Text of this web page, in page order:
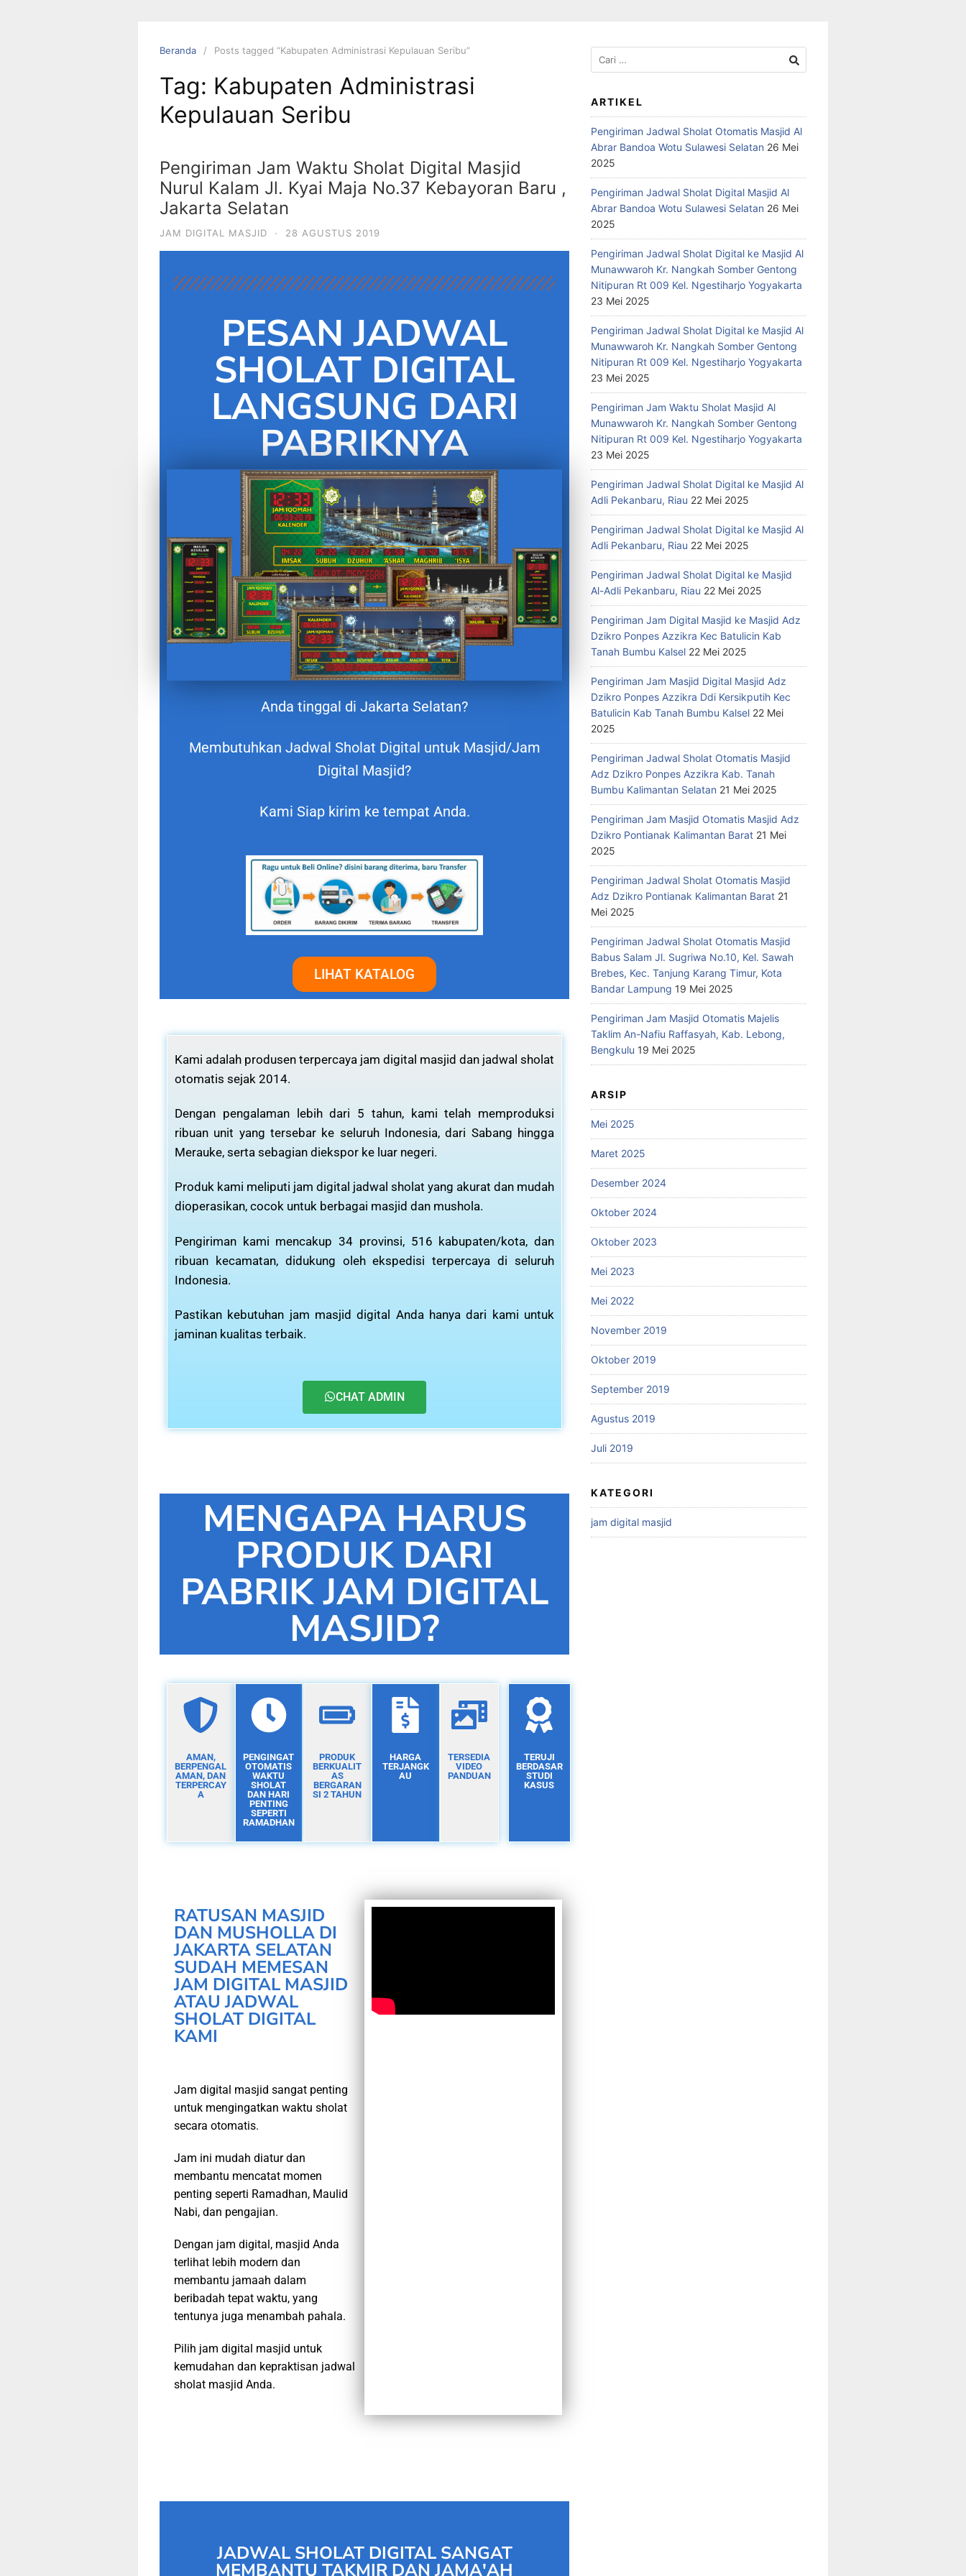
Beranda Posts tagged “Kabupaten Administrasi Kepulauan Seribu”
Tag: Kabupaten Administrasi
Kepulauan Seribu
Pengiriman Jam Waktu Sholat Digital Masjid
Nurul Kalam Jl. Kyai Maja No.37 Kebayoran Baru ,
Jakarta Selatan
JAM DIGITAL MASJID · 28 AGUSTUS 2019
PESAN JADWAL
SHOLAT DIGITAL
LANGSUNG DARI
PABRIKNYA
Anda tinggal di Jakarta Selatan?
Membutuhkan Jadwal Sholat Digital untuk Masjid/Jam
Digital Masjid?
Kami Siap kirim ke tempat Anda.
LIHAT KATALOG
Kami adalah produsen terpercaya jam digital masjid dan jadwal sholat
otomatis sejak 2014.
Dengan pengalaman lebih dari 5 tahun, kami telah memproduksi
ribuan unit yang tersebar ke seluruh Indonesia, dari Sabang hingga
Merauke, serta sebagian diekspor ke luar negeri.
Produk kami meliputi jam digital jadwal sholat yang akurat dan mudah
dioperasikan, cocok untuk berbagai masjid dan mushola.
Pengiriman kami mencakup 34 provinsi, 516 kabupaten/kota, dan
ribuan kecamatan, didukung oleh ekspedisi terpercaya di seluruh
Indonesia.
Pastikan kebutuhan jam masjid digital Anda hanya dari kami untuk
jaminan kualitas terbaik.
CHAT ADMIN
MENGAPA HARUS
PRODUK DARI
PABRIK JAM DIGITAL
MASJID?
AMAN,
BERPENGAL
AMAN, DAN
TERPERCAY
A
PENGINGAT
OTOMATIS
WAKTU
SHOLAT
DAN HARI
PENTING
SEPERTI
RAMADHAN
PRODUK
BERKUALIT
AS
BERGARAN
SI 2 TAHUN
HARGA
TERJANGK
AU
TERSEDIA
VIDEO
PANDUAN
TERUJI
BERDASAR
STUDI
KASUS
RATUSAN MASJID
DAN MUSHOLLA DI
JAKARTA SELATAN
SUDAH MEMESAN
JAM DIGITAL MASJID
ATAU JADWAL
SHOLAT DIGITAL
KAMI
Jam digital masjid sangat penting
untuk mengingatkan waktu sholat
secara otomatis.
Jam ini mudah diatur dan
membantu mencatat momen
penting seperti Ramadhan, Maulid
Nabi, dan pengajian.
Dengan jam digital, masjid Anda
terlihat lebih modern dan
membantu jamaah dalam
beribadah tepat waktu, yang
tentunya juga menambah pahala.
Pilih jam digital masjid untuk
kemudahan dan kepraktisan jadwal
sholat masjid Anda.
JADWAL SHOLAT DIGITAL SANGAT
MEMBANTU TAKMIR DAN JAMA'AH
ARTIKEL
Pengiriman Jadwal Sholat Otomatis Masjid Al
Abrar Bandoa Wotu Sulawesi Selatan 26 Mei
2025
Pengiriman Jadwal Sholat Digital Masjid Al
Abrar Bandoa Wotu Sulawesi Selatan 26 Mei
2025
Pengiriman Jadwal Sholat Digital ke Masjid Al
Munawwaroh Kr. Nangkah Somber Gentong
Nitipuran Rt 009 Kel. Ngestiharjo Yogyakarta
23 Mei 2025
Pengiriman Jadwal Sholat Digital ke Masjid Al
Munawwaroh Kr. Nangkah Somber Gentong
Nitipuran Rt 009 Kel. Ngestiharjo Yogyakarta
23 Mei 2025
Pengiriman Jam Waktu Sholat Masjid Al
Munawwaroh Kr. Nangkah Somber Gentong
Nitipuran Rt 009 Kel. Ngestiharjo Yogyakarta
23 Mei 2025
Pengiriman Jadwal Sholat Digital ke Masjid Al
Adli Pekanbaru, Riau 22 Mei 2025
Pengiriman Jadwal Sholat Digital ke Masjid Al
Adli Pekanbaru, Riau 22 Mei 2025
Pengiriman Jadwal Sholat Digital ke Masjid
Al-Adli Pekanbaru, Riau 22 Mei 2025
Pengiriman Jam Digital Masjid ke Masjid Adz
Dzikro Ponpes Azzikra Kec Batulicin Kab
Tanah Bumbu Kalsel 22 Mei 2025
Pengiriman Jam Masjid Digital Masjid Adz
Dzikro Ponpes Azzikra Ddi Kersikputih Kec
Batulicin Kab Tanah Bumbu Kalsel 22 Mei
2025
Pengiriman Jadwal Sholat Otomatis Masjid
Adz Dzikro Ponpes Azzikra Kab. Tanah
Bumbu Kalimantan Selatan 21 Mei 2025
Pengiriman Jam Masjid Otomatis Masjid Adz
Dzikro Pontianak Kalimantan Barat 21 Mei
2025
Pengiriman Jadwal Sholat Otomatis Masjid
Adz Dzikro Pontianak Kalimantan Barat 21
Mei 2025
Pengiriman Jadwal Sholat Otomatis Masjid
Babus Salam Jl. Sugriwa No.10, Kel. Sawah
Brebes, Kec. Tanjung Karang Timur, Kota
Bandar Lampung 19 Mei 2025
Pengiriman Jam Masjid Otomatis Majelis
Taklim An-Nafiu Raffasyah, Kab. Lebong,
Bengkulu 19 Mei 2025
ARSIP
Mei 2025
Maret 2025
Desember 2024
Oktober 2024
Oktober 2023
Mei 2023
Mei 2022
November 2019
Oktober 2019
September 2019
Agustus 2019
Juli 2019
KATEGORI
jam digital masjid